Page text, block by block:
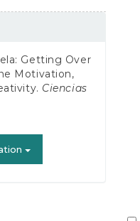
Getting Over
Motivation,
Ciencias